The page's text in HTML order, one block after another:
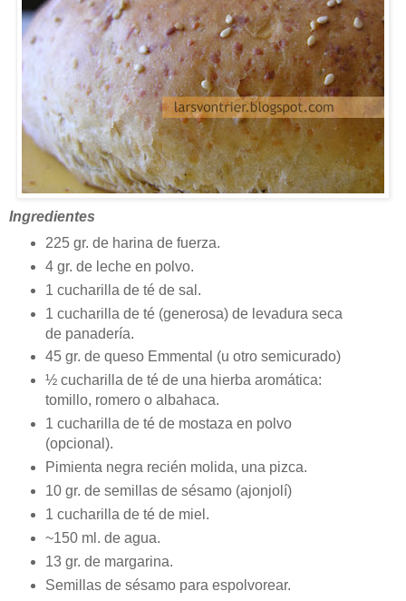
Ingredientes
225 gr. de harina de fuerza.
4 gr. de leche en polvo.
1 cucharilla de té de sal.
1 cucharilla de té (generosa) de levadura seca
de panadería.
45 gr. de queso Emmental (u otro semicurado)
½ cucharilla de té de una hierba aromática:
tomillo, romero o albahaca.
1 cucharilla de té de mostaza en polvo
(opcional).
Pimienta negra recién molida, una pizca.
10 gr. de semillas de sésamo (ajonjolí)
1 cucharilla de té de miel.
~150 ml. de agua.
13 gr. de margarina.
Semillas de sésamo para espolvorear.